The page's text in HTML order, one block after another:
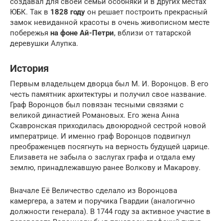
ЮБК. Так в 1828 году он решает построить прекрасный
замок невиданной красоты в очень живописном месте
побережья на фоне Ай-Петри, вблизи от татарской
деревушки Алупка.
История
Первым владельцем дворца был М. И. Воронцов. В его
честь памятник архитектуры и получил свое название.
Граф Воронцов был повязан тесными связями с
великой династией Романовых. Его жена Анна
Скавронская приходилась двоюродной сестрой новой
императрице. И именно граф Воронцов подвигнул
преображенцев посягнуть на верность будущей царице.
Елизавета не забыла о заслугах графа и отдала ему
землю, принадлежавшую ранее Волкову и Макарову.
Вначале Её Величество сделало из Воронцова
камергера, а затем и поручика Гвардии (аналогично
должности генерала). В 1744 году за активное участие в